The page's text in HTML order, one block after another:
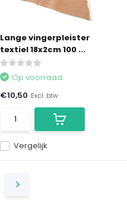
Lange vingerpleister
textiel 18x2cm 100 ...
Vergelijk
Op voorraad
€10,50 Excl. btw